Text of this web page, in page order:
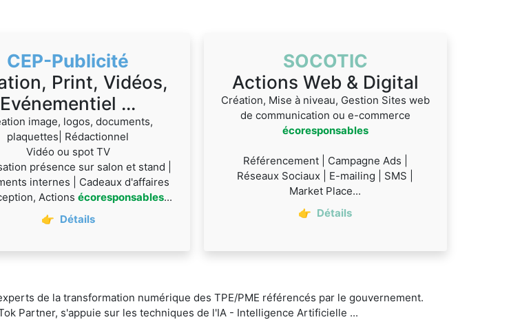
CEP-Publicité
Print, Vidéos,
Evénementiel ...
image, logos, documents,
plaquettes| Rédactionnel
Vidéo ou spot TV
présence sur salon et stand |
internes | Cadeaux d'affaires
Actions écoresponsables...
👉 Détails
SOCOTIC
Actions Web & Digital
Création, Mise à niveau, Gestion Sites web
de communication ou e-commerce
écoresponsables
Référencement | Campagne Ads |
Réseaux Sociaux | E-mailing | SMS |
Market Place...
👉 Détails
de la transformation numérique des TPE/PME référencés par le gouvernement.
Partner, s'appuie sur les techniques de l'IA - Intelligence Artificielle ...